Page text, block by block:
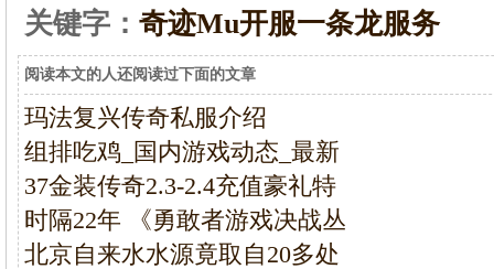
关键字： 奇迹Mu开服一条龙服务
阅读本文的人还阅读过下面的文章
玛法复兴传奇私服介绍
组排吃鸡_国内游戏动态_最新
37金装传奇2.3-2.4充值豪礼特
时隔22年 《勇敢者游戏决战丛
北京自来水水源竟取自20多处